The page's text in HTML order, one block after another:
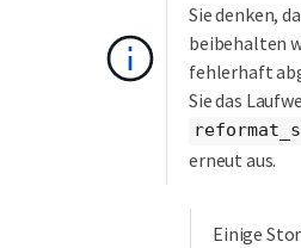
Sie denken,
beibehalten
fehlerhaft
Sie das
erneut aus.
Einige